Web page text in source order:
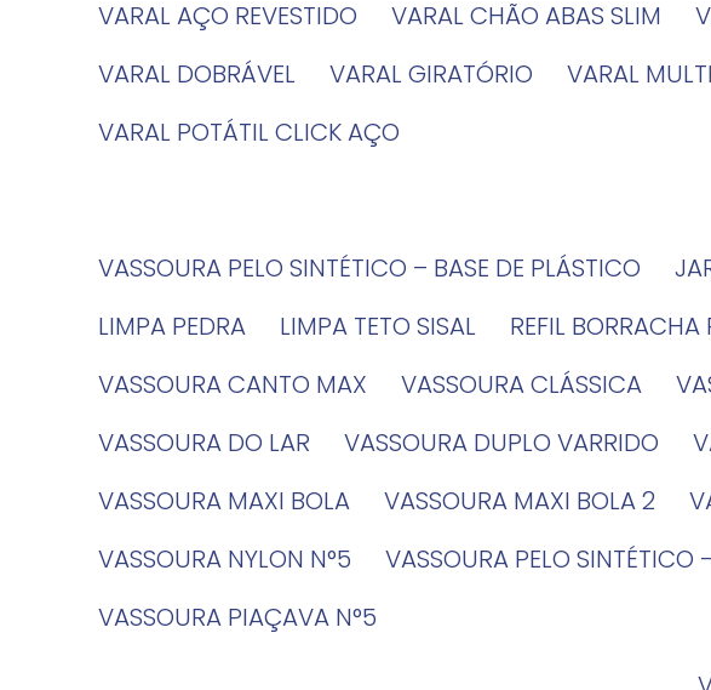
VARAL AÇO REVESTIDO
VARAL CHÃO ABAS SLIM
VARAL DOBRÁVEL
VARAL GIRATÓRIO VARAL
VARAL POTÁTIL CLICK AÇO
VASSOURA PELO SINTÉTICO – BASE DE PLÁSTICO
LIMPA PEDRA
LIMPA TETO SISAL REFIL
VASSOURA CANTO MAX
VASSOURA CLÁSSICA
VASSOURA DO LAR
VASSOURA DUPLO VARRIDO
VASSOURA MAXI BOLA
VASSOURA MAXI BOLA 2
VASSOURA NYLON N°5
VASSOURA PELO
VASSOURA PIAÇAVA N°5